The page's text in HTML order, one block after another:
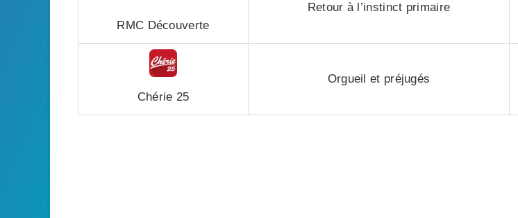
RMC Découverte
Retour à l’instinct primaire
Chérie 25
Orgueil et préjugés